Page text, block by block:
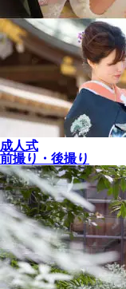
成人式
前撮り・後撮り